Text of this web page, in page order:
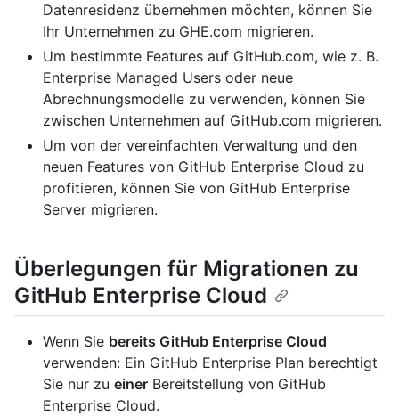
Datenresidenz übernehmen möchten, können Sie
Ihr Unternehmen zu GHE.com migrieren.
Um bestimmte Features auf GitHub.com, wie z. B.
Enterprise Managed Users oder neue
Abrechnungsmodelle zu verwenden, können Sie
zwischen Unternehmen auf GitHub.com migrieren.
Um von der vereinfachten Verwaltung und den
neuen Features von GitHub Enterprise Cloud zu
profitieren, können Sie von GitHub Enterprise
Server migrieren.
Überlegungen für Migrationen zu
GitHub Enterprise Cloud
Wenn Sie bereits GitHub Enterprise Cloud
verwenden: Ein GitHub Enterprise Plan berechtigt
Sie nur zu einer Bereitstellung von GitHub
Enterprise Cloud.